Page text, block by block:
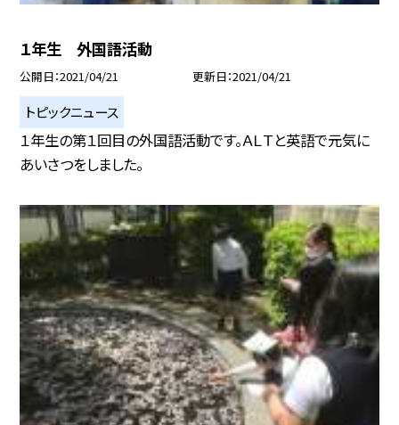
１年生 外国語活動
公開日 2021/04/21 更新日 2021/04/21
トピックニュース
１年生の第１回目の外国語活動です。ＡＬＴと英語で元気に
あいさつをしました。